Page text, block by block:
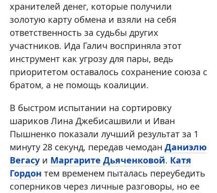
хранителей денег, которые получили
золотую карту обмена и взяли на себя
ответственность за судьбы других
участников. Ида Галич восприняла этот
инструмент как угрозу для пары, ведь
приоритетом оставалось сохранение союза с
братом, а не помощь коалиции.
В быстром испытании на сортировку
шариков Лина Джебисашвили и Иван
Пышненко показали лучший результат за 1
минуту 28 секунд, передав чемодан Даниэлю
Вегасу и Маргарите Дьяченковой. Катя
Гордон тем временем пыталась переубедить
соперников через личные разговоры, но ее